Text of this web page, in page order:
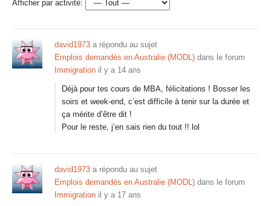
Afficher par activité:
david1973 a répondu au sujet
Emplois demandés en Australie (MODL) dans le forum
Immigration il y a 14 ans
Déjà pour tes cours de MBA, félicitations ! Bosser les
soirs et week-end, c’est difficile à tenir sur la durée et
ça mérite d’être dit !
Pour le reste, j’en sais rien du tout !! lol
david1973 a répondu au sujet
Emplois demandés en Australie (MODL) dans le forum
Immigration il y a 17 ans